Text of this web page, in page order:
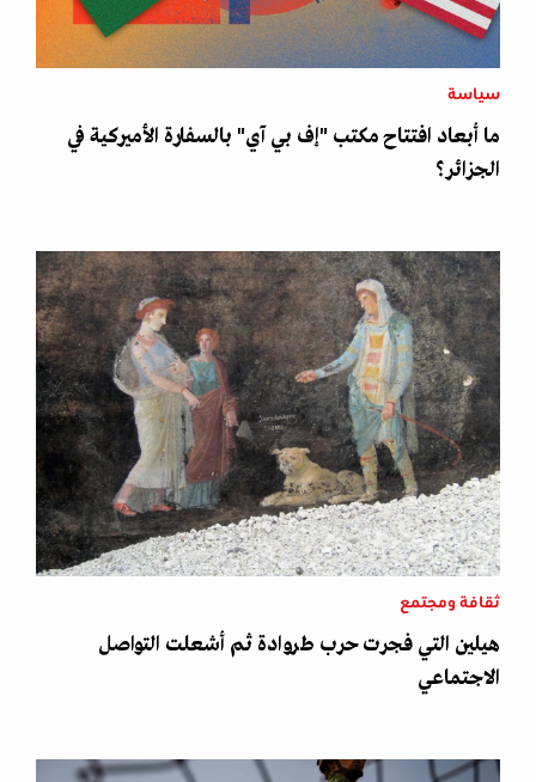
سياسة
ما أبعاد افتتاح مكتب "إف بي آي" بالسفارة الأميركية في
الجزائر؟
ثقافة ومجتمع
هيلين التي فجرت حرب طروادة ثم أشعلت التواصل
الاجتماعي